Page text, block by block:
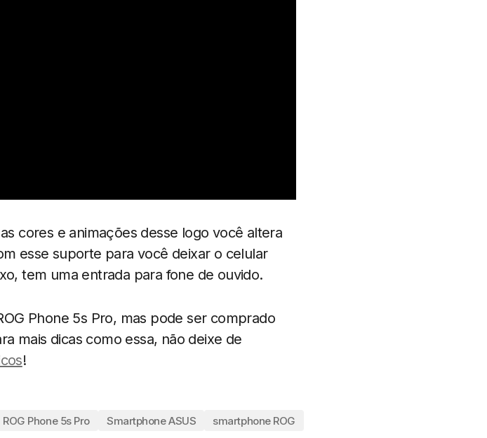
cores e animações desse logo você altera
esse suporte para você deixar o celular
tem uma entrada para fone de ouvido.
Phone 5s Pro, mas pode ser comprado
mais dicas como essa, não deixe de
!
ROG Phone 5s Pro Smartphone ASUS smartphone ROG